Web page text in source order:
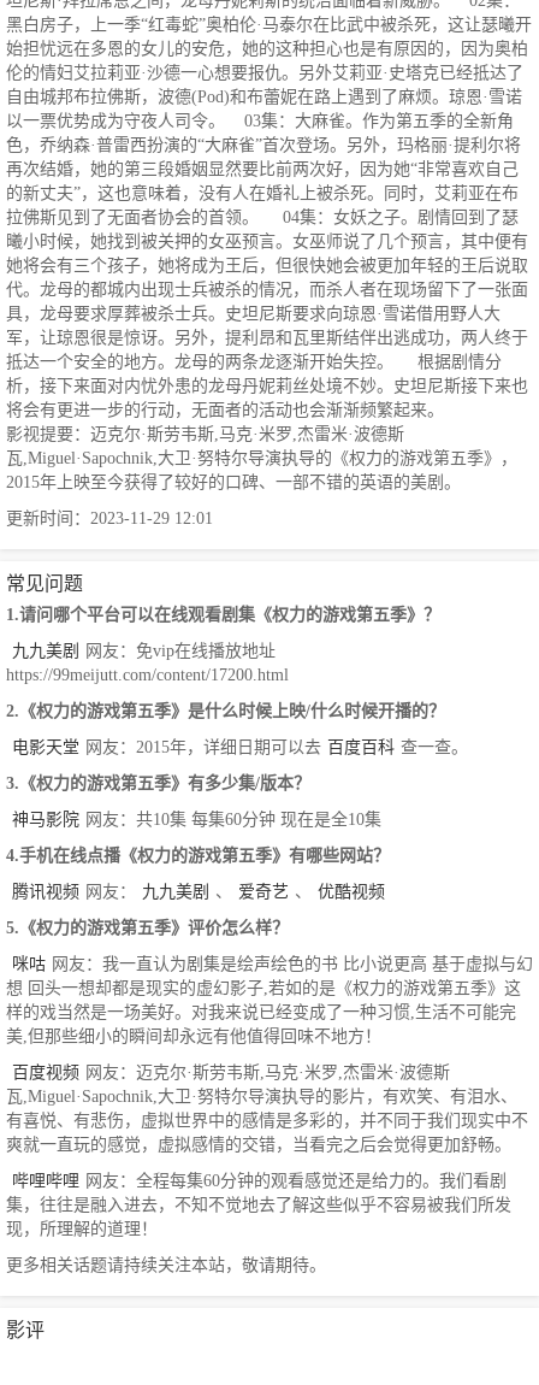
黑白房子，上一季“红毒蛇”奥柏伦·马泰尔在比武中被杀死，这让瑟曦开
始担忧远在多恩的女儿的安危，她的这种担心也是有原因的，因为奥柏
伦的情妇艾拉莉亚·沙德一心想要报仇。另外艾莉亚·史塔克已经抵达了
自由城邦布拉佛斯，波德(Pod)和布蕾妮在路上遇到了麻烦。琼恩·雪诺
以一票优势成为守夜人司令。 03集：大麻雀。作为第五季的全新角
色，乔纳森·普雷西扮演的“大麻雀”首次登场。另外，玛格丽·提利尔将
再次结婚，她的第三段婚姻显然要比前两次好，因为她“非常喜欢自己
的新丈夫”，这也意味着，没有人在婚礼上被杀死。同时，艾莉亚在布
拉佛斯见到了无面者协会的首领。 04集：女妖之子。剧情回到了瑟
曦小时候，她找到被关押的女巫预言。女巫师说了几个预言，其中便有
她将会有三个孩子，她将成为王后，但很快她会被更加年轻的王后说取
代。龙母的都城内出现士兵被杀的情况，而杀人者在现场留下了一张面
具，龙母要求厚葬被杀士兵。史坦尼斯要求向琼恩·雪诺借用野人大
军，让琼恩很是惊讶。另外，提利昂和瓦里斯结伴出逃成功，两人终于
抵达一个安全的地方。龙母的两条龙逐渐开始失控。 根据剧情分
析，接下来面对内忧外患的龙母丹妮莉丝处境不妙。史坦尼斯接下来也
将会有更进一步的行动，无面者的活动也会渐渐频繁起来。
影视提要：迈克尔·斯劳韦斯,马克·米罗,杰雷米·波德斯
瓦,Miguel·Sapochnik,大卫·努特尔导演执导的《权力的游戏第五季》，
2015年上映至今获得了较好的口碑、一部不错的英语的美剧。
更新时间：2023-11-29 12:01
常见问题
1.请问哪个平台可以在线观看剧集《权力的游戏第五季》？
九九美剧
网友：免vip在线播放地址
https://99meijutt.com/content/17200.html
2.《权力的游戏第五季》是什么时候上映/什么时候开播的？
电影天堂 网友：2015年，详细日期可以去 百度百科 查一查。
3.《权力的游戏第五季》有多少集/版本？
神马影院 网友：共10集 每集60分钟 现在是全10集
4.手机在线点播《权力的游戏第五季》有哪些网站？
腾讯视频 网友： 九九美剧 、 爱奇艺 、
优酷视频
5.《权力的游戏第五季》评价怎么样？
咪咕 网友：我一直认为剧集是绘声绘色的书 比小说更高 基于虚拟与幻
想 回头一想却都是现实的虚幻影子,若如的是《权力的游戏第五季》这
样的戏当然是一场美好。对我来说已经变成了一种习惯,生活不可能完
美,但那些细小的瞬间却永远有他值得回味不地方！
百度视频 网友：迈克尔·斯劳韦斯,马克·米罗,杰雷米·波德斯
瓦,Miguel·Sapochnik,大卫·努特尔导演执导的影片，有欢笑、有泪水、
有喜悦、有悲伤，虚拟世界中的感情是多彩的，并不同于我们现实中不
爽就一直玩的感觉，虚拟感情的交错，当看完之后会觉得更加舒畅。
哔哩哔哩 网友：全程每集60分钟的观看感觉还是给力的。我们看剧
集，往往是融入进去，不知不觉地去了解这些似乎不容易被我们所发
现，所理解的道理！
更多相关话题请持续关注本站，敬请期待。
影评